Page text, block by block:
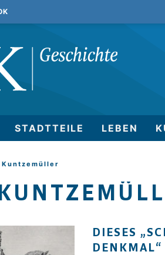
STADTTEILE LEBEN
DIESES
ENKMAL“